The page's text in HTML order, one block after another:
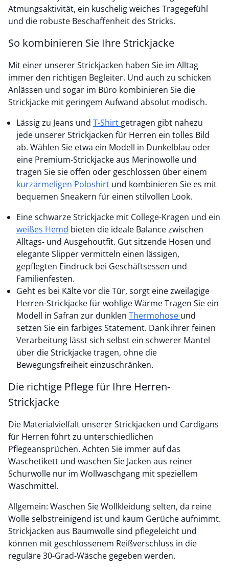
Atmungsaktivität, ein kuschelig weiches Tragegefühl
und die robuste Beschaffenheit des Stricks.
So kombinieren Sie Ihre Strickjacke
Mit einer unserer Strickjacken haben Sie im Alltag
immer den richtigen Begleiter. Und auch zu schicken
Anlässen und sogar im Büro kombinieren Sie die
Strickjacke mit geringem Aufwand absolut modisch.
Lässig zu Jeans und T-Shirt getragen gibt nahezu
jede unserer Strickjacken für Herren ein tolles Bild
ab. Wählen Sie etwa ein Modell in Dunkelblau oder
eine Premium-Strickjacke aus Merinowolle und
tragen Sie sie offen oder geschlossen über einem
kurzärmeligen Poloshirt und kombinieren Sie es mit
bequemen Sneakern für einen stilvollen Look.
Eine schwarze Strickjacke mit College-Kragen und ein
weißes Hemd bieten die ideale Balance zwischen
Alltags- und Ausgehoutfit. Gut sitzende Hosen und
elegante Slipper vermitteln einen lässigen,
gepflegten Eindruck bei Geschäftsessen und
Familienfesten.
Geht es bei Kälte vor die Tür, sorgt eine zweilagige
Herren-Strickjacke für wohlige Wärme Tragen Sie ein
Modell in Safran zur dunklen Thermohose und
setzen Sie ein farbiges Statement. Dank ihrer feinen
Verarbeitung lässt sich selbst ein schwerer Mantel
über die Strickjacke tragen, ohne die
Bewegungsfreiheit einzuschränken.
Die richtige Pflege für Ihre Herren-
Strickjacke
Die Materialvielfalt unserer Strickjacken und Cardigans
für Herren führt zu unterschiedlichen
Pflegeansprüchen. Achten Sie immer auf das
Waschetikett und waschen Sie Jacken aus reiner
Schurwolle nur im Wollwaschgang mit speziellem
Waschmittel.
Allgemein: Waschen Sie Wollkleidung selten, da reine
Wolle selbstreinigend ist und kaum Gerüche aufnimmt.
Strickjacken aus Baumwolle sind pflegeleicht und
können mit geschlossenem Reißverschluss in die
reguläre 30-Grad-Wäsche gegeben werden.